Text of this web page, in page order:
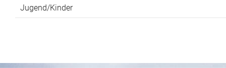
Jugend/Kinder